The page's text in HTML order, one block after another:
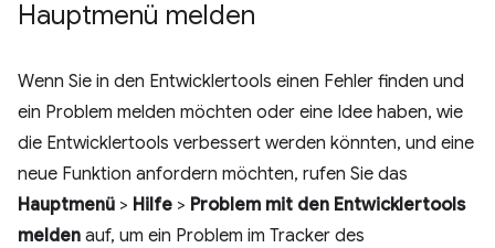
Hauptmenü melden
Wenn Sie in den Entwicklertools einen Fehler finden und
ein Problem melden möchten oder eine Idee haben, wie
die Entwicklertools verbessert werden könnten, und eine
neue Funktion anfordern möchten, rufen Sie das
Hauptmenü > Hilfe > Problem mit den Entwicklertools
melden auf, um ein Problem im Tracker des